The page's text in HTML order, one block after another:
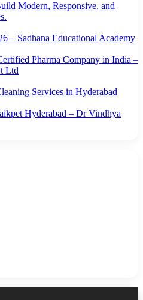
Modern, Responsive, and
– Sadhana Educational Academy
Pharma Company in India –
Ltd
Services in Hyderabad
Hyderabad – Dr Vindhya